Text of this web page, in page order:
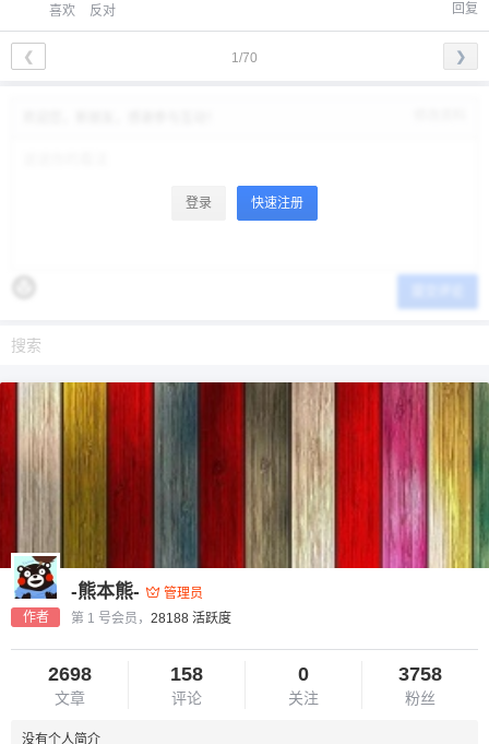
喜欢 反对 回复
1/70
❮ ❯
登录 快速注册
作者
-熊本熊-
管理员
第 1 号会员， 28188 活跃度
2698
文章
158
评论
0
关注
3758
粉丝
没有个人简介